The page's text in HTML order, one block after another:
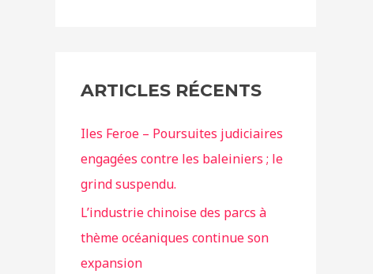
ARTICLES RÉCENTS
Iles Feroe – Poursuites judiciaires
engagées contre les baleiniers ; le
grind suspendu.
L’industrie chinoise des parcs à
thème océaniques continue son
expansion